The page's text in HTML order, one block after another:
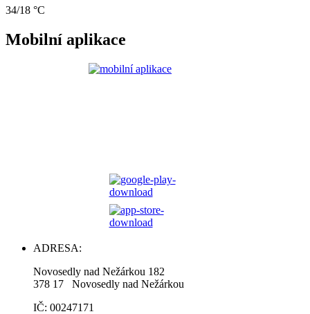
34/18 °C
Mobilní aplikace
ADRESA:
Novosedly nad Nežárkou 182
378 17 Novosedly nad Nežárkou
IČ: 00247171